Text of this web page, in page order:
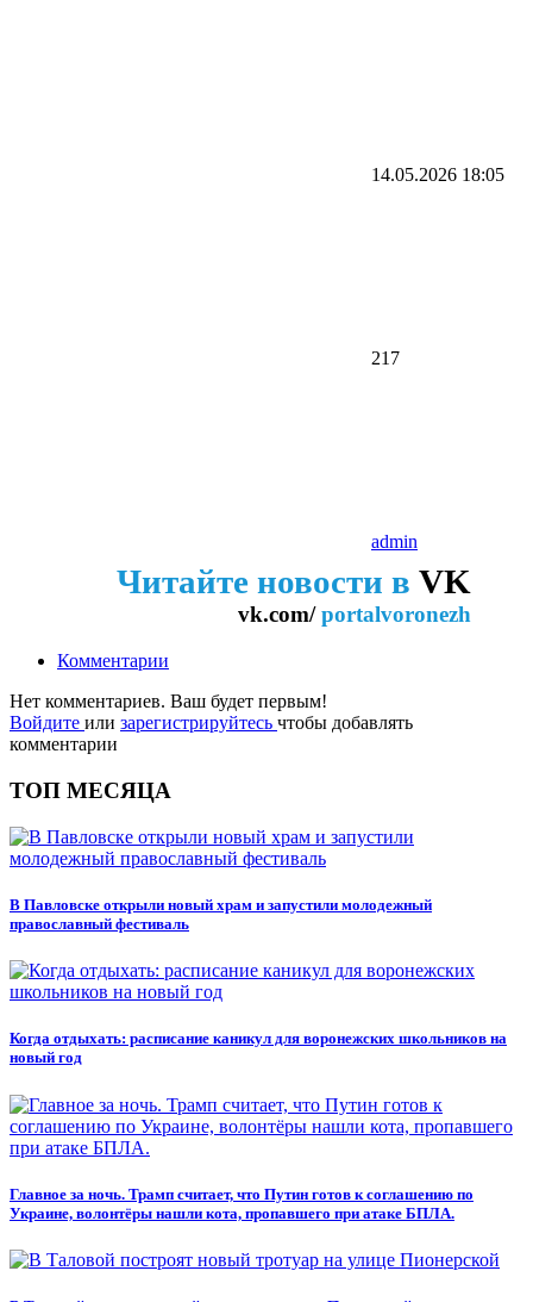
14.05.2026 18:05
217
admin
Читайте новости в VK
vk.com/portalvoronezh
Комментарии
Нет комментариев. Ваш будет первым!
Войдите или зарегистрируйтесь чтобы добавлять
комментарии
ТОП МЕСЯЦА
В Павловске открыли новый храм и запустили молодежный
православный фестиваль
Когда отдыхать: расписание каникул для воронежских школьников на
новый год
Главное за ночь. Трамп считает, что Путин готов к соглашению по
Украине, волонтёры нашли кота, пропавшего при атаке БПЛА.